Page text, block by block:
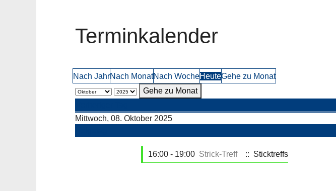
Terminkalender
Nach JahrNach MonatNach WocheHeuteGehe zu Monat
Gehe zu Monat
Mittwoch, 08. Oktober 2025
16:00 - 19:00 Strick-Treff :: Sticktreffs